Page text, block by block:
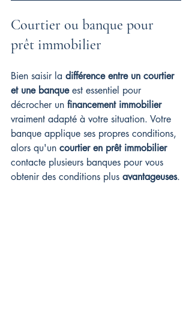
Courtier ou banque pour
prêt immobilier
Bien saisir la différence entre un courtier
et une banque est essentiel pour
décrocher un financement immobilier
vraiment adapté à votre situation. Votre
banque applique ses propres conditions,
alors qu'un courtier en prêt immobilier
contacte plusieurs banques pour vous
obtenir des conditions plus avantageuses.